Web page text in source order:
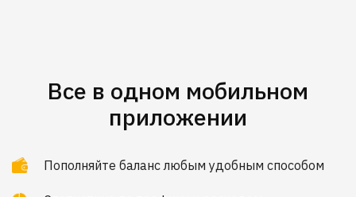
Все в одном мобильном
приложении
Пополняйте баланс любым удобным способом